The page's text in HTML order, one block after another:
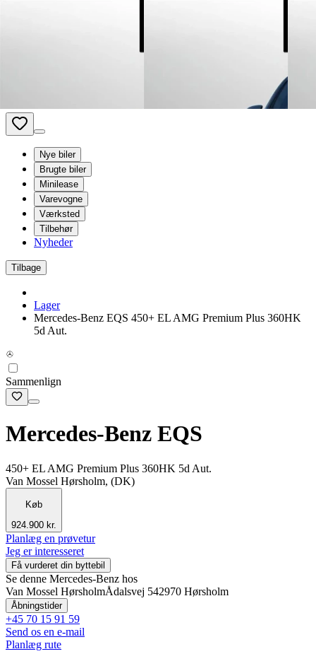
Nye biler
Brugte biler
Minilease
Varevogne
Værksted
Tilbehør
Nyheder
Tilbage
Lager
Mercedes-Benz EQS 450+ EL AMG Premium Plus 360HK
5d Aut.
Sammenlign
Mercedes-Benz EQS
450+ EL AMG Premium Plus 360HK 5d Aut.
Van Mossel Hørsholm, (DK)
Køb
924.900 kr.
Planlæg en prøvetur
Jeg er interesseret
Få vurderet din byttebil
Se denne Mercedes-Benz hos
Van Mossel HørsholmÅdalsvej 542970 Hørsholm
Åbningstider
+45 70 15 91 59
Send os en e-mail
Planlæg rute